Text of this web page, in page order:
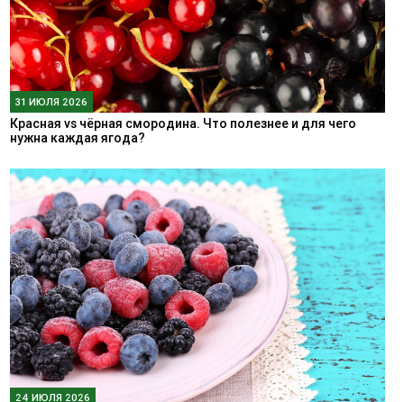
31 ИЮЛЯ 2026
Красная vs чёрная смородина. Что полезнее и для чего
нужна каждая ягода?
24 ИЮЛЯ 2026